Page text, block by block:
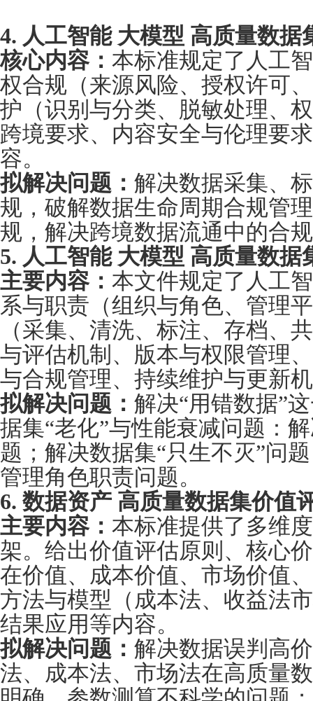
4. 人工智能 大模型 高质量数据
核心内容： 本标准规定了人工
权合规（来源风险、授权许可
护（识别与分类、脱敏处理、
跨境要求、内容安全与伦理要
容。
拟解决问题： 解决数据采集、
规，破解数据生命周期合规管
规，解决跨境数据流通中的合
5. 人工智能 大模型 高质量数据
主要内容： 本文件规定了人工
系与职责（组织与角色、管理
（采集、清洗、标注、存档、
与评估机制、版本与权限管理
与合规管理、持续维护与更新
拟解决问题： 解决“用错数据”
据集“老化”与性能衰减问题：
题；解决数据集“只生不灭”问
管理角色职责问题。
6. 数据资产 高质量数据集价值
主要内容： 本标准提供了多维
架。给出价值评估原则、核心
在价值、成本价值、市场价值
方法与模型（成本法、收益法
结果应用等内容。
拟解决问题： 解决数据误判高
法、成本法、市场法在高质量